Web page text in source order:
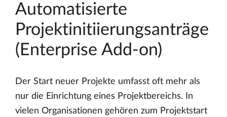
Automatisierte
Projektinitiierungsanträge
(Enterprise Add-on)
Der Start neuer Projekte umfasst oft mehr als
nur die Einrichtung eines Projektbereichs. In
vielen Organisationen gehören zum Projektstart